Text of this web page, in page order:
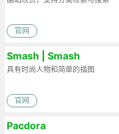
官网
Smash | Smash
Illustrations
具有时尚人物和简单的插图
官网
Pacdora